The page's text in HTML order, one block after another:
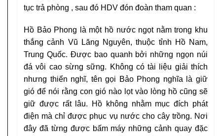
tục trả phòng , sau đó HDV đón đoàn tham quan :
Hồ Bảo Phong là một hồ nước ngọt nằm trong khu
thắng cảnh Vũ Lăng Nguyên, thuộc tỉnh Hồ Nam,
Trung Quốc. Được bao quanh bởi những ngọn núi
đá vôi cao sừng sững. Không có tài liệu giải thích
nhưng thiển nghĩ, tên gọi Bảo Phong nghĩa là giữ
gió để nói rằng con gió nào lọt vào lòng hồ cũng sẽ
giữ được rất lâu. Hồ không nhằm mục đích phát
điện mà chỉ được phục vụ nước cho cây trồng. Nơi
đây đã từng được bấm máy những cảnh quay đặc